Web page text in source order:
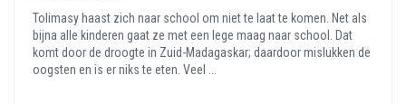
Tolimasy haast zich naar school om niet te laat te komen. Net als
bijna alle kinderen gaat ze met een lege maag naar school. Dat
komt door de droogte in Zuid-Madagaskar; daardoor mislukken de
oogsten en is er niks te eten. Veel ...